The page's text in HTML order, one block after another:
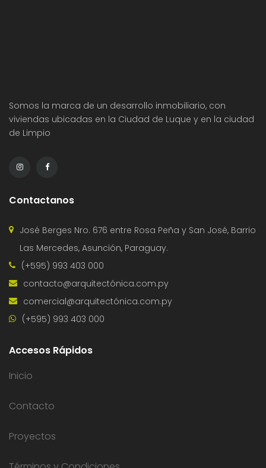
Somos la marca de un desarrollo inmobiliario, con
viviendas ubicadas en la Ciudad de Luque y en la ciudad
de Limpio
Contactanos
José Berges Nro. 676 entre Rosa Peña y San José, Barrio
Las Mercedes, Asunción, Paraguay.
(+595) 993 403 000
contacto@arquitectónica.com.py
comercial@arquitectónica.com.py
(+595) 993 403 000
Accesos Rápidos
Inicio
Contacto
Proyectos